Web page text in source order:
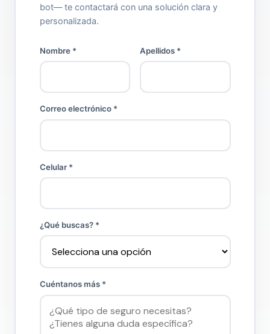
bot— te contactará con una solución clara y
personalizada.
Nombre* Apellidos *
Correo electrónico*
Celular*
¿Qué buscas? *
Cuéntanos más *